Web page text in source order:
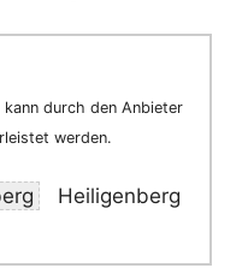
durch den Anbieter
werden.
Heiligenberg